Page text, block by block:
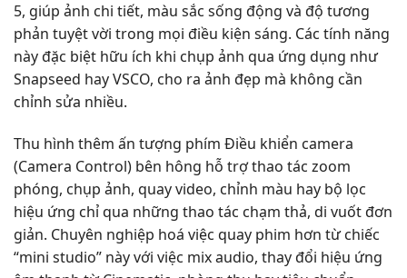
5, giúp ảnh chi tiết, màu sắc sống động và độ tương
phản tuyệt vời trong mọi điều kiện sáng. Các tính năng
này đặc biệt hữu ích khi chụp ảnh qua ứng dụng như
Snapseed hay VSCO, cho ra ảnh đẹp mà không cần
chỉnh sửa nhiều.
Thu hình thêm ấn tượng phím Điều khiển camera
(Camera Control) bên hông hỗ trợ thao tác zoom
phóng, chụp ảnh, quay video, chỉnh màu hay bộ lọc
hiệu ứng chỉ qua những thao tác chạm thả, di vuốt đơn
giản. Chuyên nghiệp hoá việc quay phim hơn từ chiếc
“mini studio” này với việc mix audio, thay đổi hiệu ứng